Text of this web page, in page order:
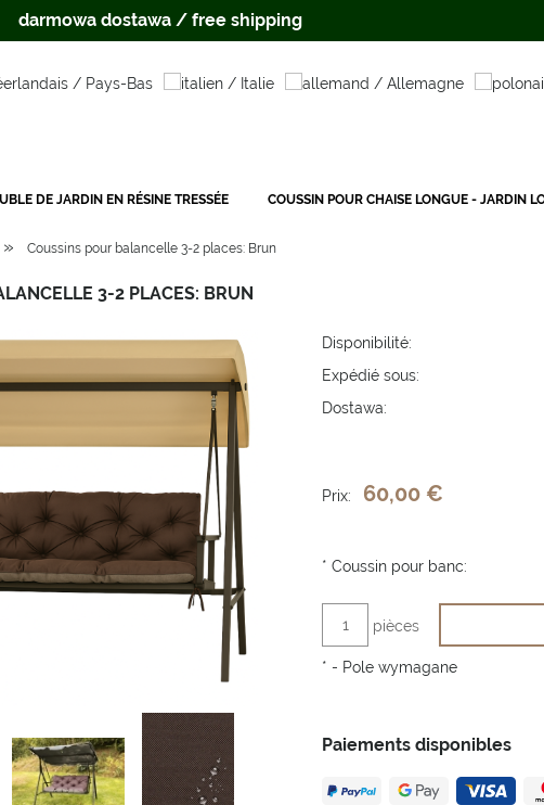
DE JARDIN EN RÉSINE TRESSÉE COUSSIN POUR CHAISE LONGUE - JARDIN
» Coussins pour balancelle 3-2 places: Brun
3-2 PLACES: BRUN
Disponibilité:
Expédié sous:
Dostawa:
płatności
Paiements disponibles
Prix: 60,00 €
* Coussin pour banc:
pièces
* - Pole wymagane
darmowa dostawa / free shipping